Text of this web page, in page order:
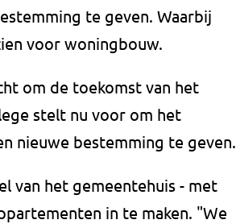
te geven. Waarbij
voor woningbouw.
om de toekomst van het
stelt nu voor om het
nieuwe bestemming te geven.
van het gemeentehuis - met
in te maken. "We